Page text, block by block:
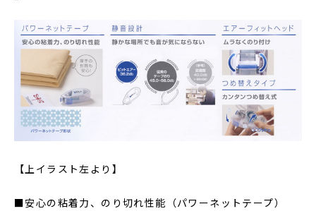
【上イラスト左より】
■安心の粘着力、のり切れ性能（パワーネットテープ）